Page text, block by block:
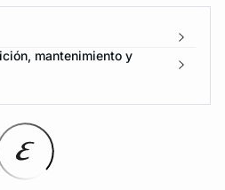
mantenimiento y